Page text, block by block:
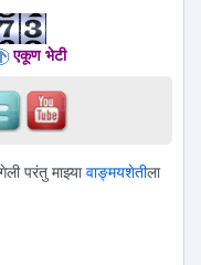
एकूण भेटी
परंतु माझ्यावाङ्मयशेतीला